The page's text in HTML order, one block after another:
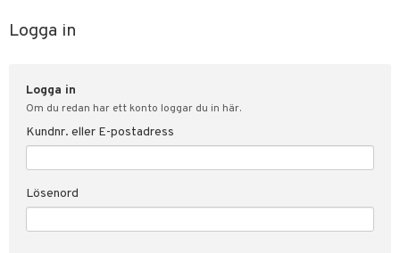
Hälsokost
Fitness
Hem & Inredning
Leksaker, Barn & Baby
Varumärken
Logga in
Logga in
Om du redan har ett konto loggar du in här.
Kundnr. eller E-postadress
Lösenord
svar